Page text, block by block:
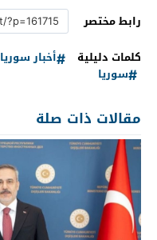
رابط مختصر
كلمات دليلية
أخبار سوريا
سوريا
مقالات ذات صلة